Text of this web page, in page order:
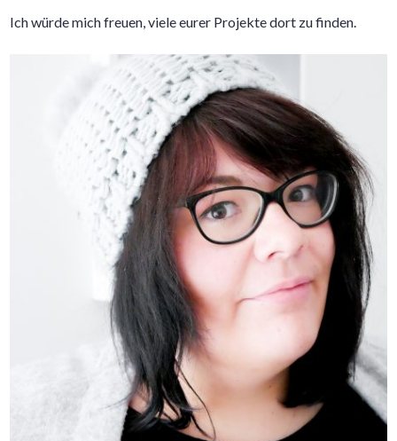
Ich würde mich freuen, viele eurer Projekte dort zu finden.